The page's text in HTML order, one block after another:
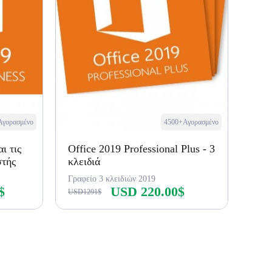
τις
4500+Αγορασμένο
Office 2019 Professional Plus - 3
κλειδιά
Γραφείο 3 κλειδιών 2019
USD1291$ USD 220.00$